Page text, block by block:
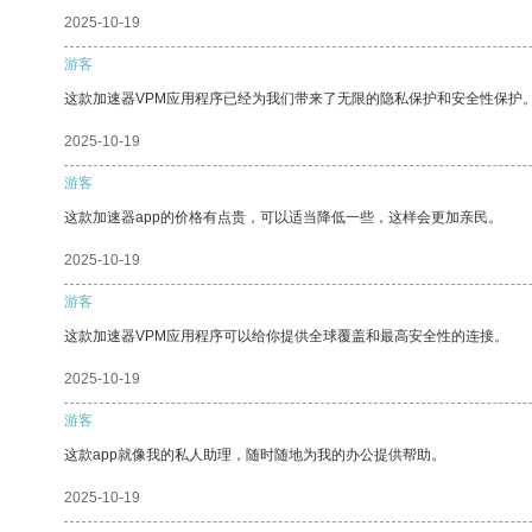
2025-10-19
游客
这款加速器VPM应用程序已经为我们带来了无限的隐私保护和安全性保护
2025-10-19
游客
这款加速器app的价格有点贵，可以适当降低一些，这样会更加亲民。
2025-10-19
游客
这款加速器VPM应用程序可以给你提供全球覆盖和最高安全性的连接。
2025-10-19
游客
这款app就像我的私人助理，随时随地为我的办公提供帮助。
2025-10-19